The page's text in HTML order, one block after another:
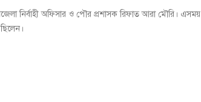
উপজেলা নির্বাহী অফিসার ও পৌর প্রশাসক রিফাত আরা মৌরি।